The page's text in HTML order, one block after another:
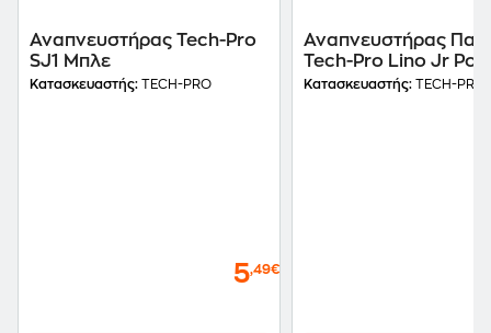
Αναπνευστήρας Tech-Pro
SJ1 Μπλε
Κατασκευαστής: TECH-PRO
5,49€
Αναπνευστήρας
Tech-Pro Lino Jr Ροζ
Κατασκευαστής: TECH-PRO